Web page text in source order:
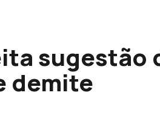
sugestão
demite